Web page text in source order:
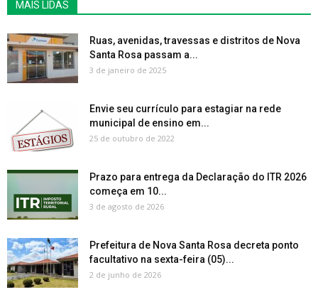
MAIS LIDAS
Ruas, avenidas, travessas e distritos de Nova
Santa Rosa passam a...
3 de janeiro de 2025
Envie seu currículo para estagiar na rede
municipal de ensino em...
25 de outubro de 2022
Prazo para entrega da Declaração do ITR 2026
começa em 10...
3 de agosto de 2026
Prefeitura de Nova Santa Rosa decreta ponto
facultativo na sexta-feira (05)...
2 de junho de 2026